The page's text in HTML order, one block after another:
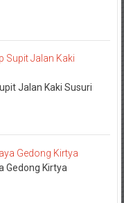
Jalan Kaki Susuri
Gedong Kirtya